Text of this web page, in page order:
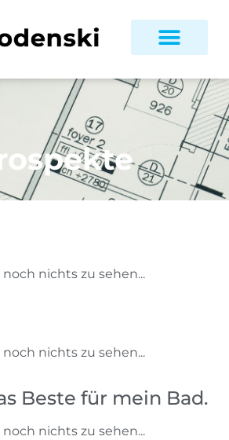
nichts zu sehen...
nichts zu sehen...
Beste für mein Bad.
nichts zu sehen...